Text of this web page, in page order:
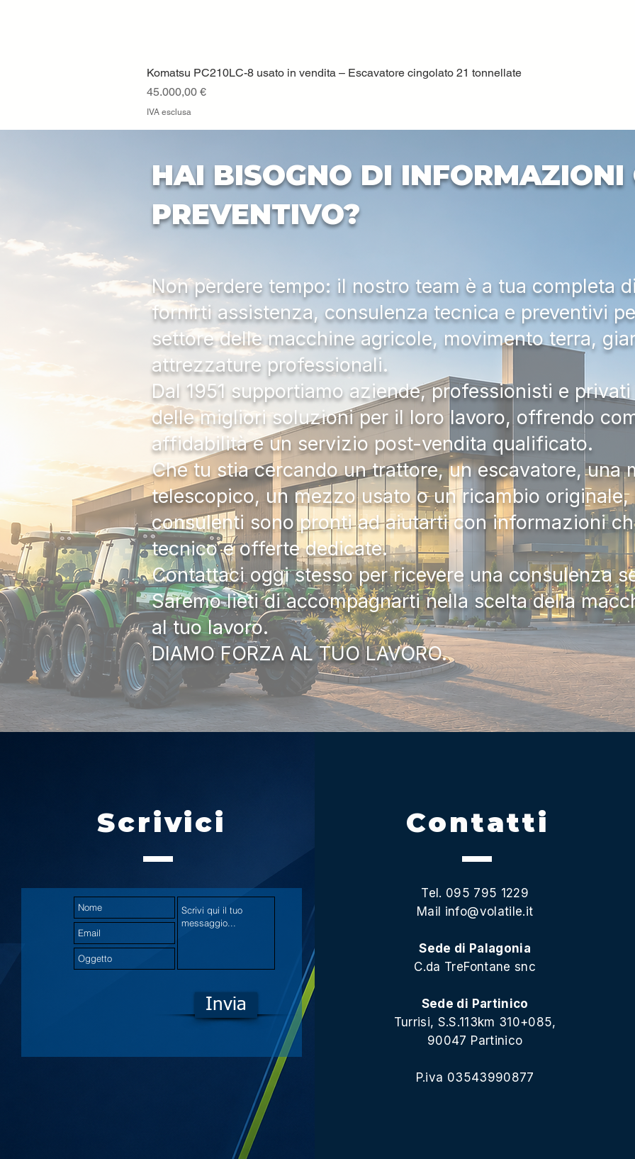
Vista rapida
Komatsu PC210LC-8 usato in vendita – Escavatore cingolato 21 tonnellate
Prezzo
45.000,00 €
IVA esclusa
HAI BISOGNO DI INFORMAZIONI
PREVENTIVO?
Non perdere tempo: il nostro team è a tua completa
fornirti assistenza, consulenza tecnica e preventivi
settore delle macchine agricole, movimento terra,
attrezzature professionali.
Dal 1951 supportiamo aziende, professionisti e
delle migliori soluzioni per il loro lavoro, offrendo
affidabilità e un servizio post-vendita qualificato.
Che tu stia cercando un trattore, un escavatore, una
telescopico, un mezzo usato o un ricambio
consulenti sono pronti ad aiutarti con informazioni
tecnico e offerte dedicate.
Contattaci oggi stesso per ricevere una consulenza
Saremo lieti di accompagnarti nella scelta della
al tuo lavoro.
DIAMO FORZA AL TUO LAVORO.
Scrivici
Invia
Contatti
Tel. 095 795 1229
Mail info@volatile.it
Sede di Palagonia
C.da TreFontane snc
Sede di Partinico
Turrisi, S.S.113km 310+085,
90047 Partinico
P.iva 03543990877